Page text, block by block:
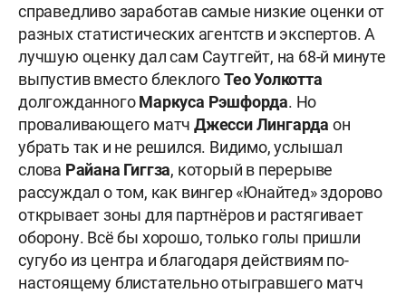
справедливо заработав самые низкие оценки от
разных статистических агентств и экспертов. А
лучшую оценку дал сам Саутгейт, на 68-й минуте
выпустив вместо блеклогоТео Уолкотта
долгожданногоМаркуса Рэшфорда. Но
проваливающего матч Джесси Лингарда он
убрать так и не решился. Видимо, услышал
слова Райана Гиггза, который в перерыве
рассуждал о том, как вингер «Юнайтед» здорово
открывает зоны для партнёров и растягивает
оборону. Всё бы хорошо, только голы пришли
сугубо из центра и благодаря действиям по-
настоящему блистательно отыгравшего матч